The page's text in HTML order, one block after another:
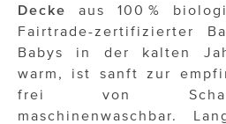
Decke aus 100 %
Fairtrade-zertifizierter
Babys in der kalten
warm, ist sanft zur
frei von
maschinenwaschbar.